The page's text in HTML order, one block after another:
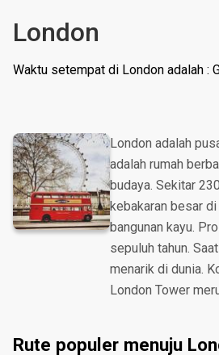
London
Waktu setempat di London adalah :
London adalah
adalah rumah
budaya. Sekitar
kebakaran besar
bangunan kayu.
sepuluh tahun.
menarik di dunia.
London Tower
Rute populer menuju